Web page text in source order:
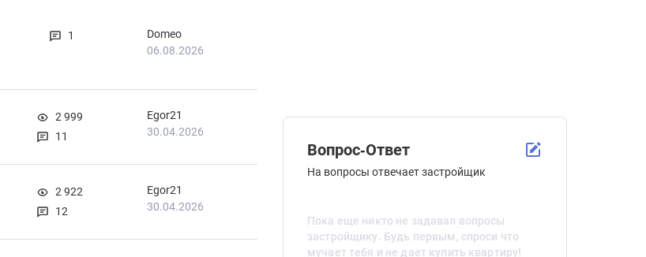
Вопрос-Ответ
На вопросы отвечает застройщик
Пока еще никто не задавал вопросы
застройщику. Будь первым, спроси что
мучает тебя и не дает купить квартиру!
1
Domeo
06.08.2026
2 999
11
Egor21
30.04.2026
2 922
12
Egor21
30.04.2026